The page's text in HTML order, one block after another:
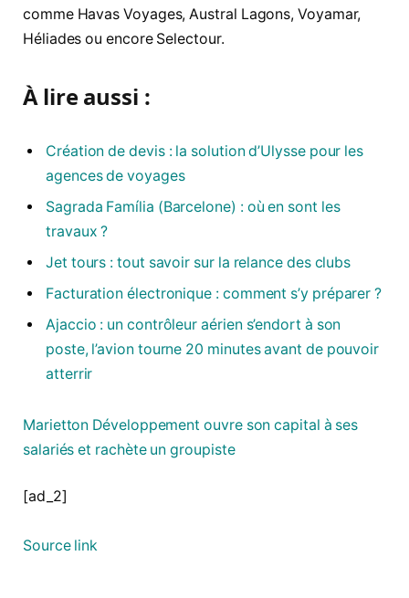
comme Havas Voyages, Austral Lagons, Voyamar,
Héliades ou encore Selectour.
À lire aussi :
Création de devis : la solution d’Ulysse pour les
agences de voyages
Sagrada Família (Barcelone) : où en sont les
travaux ?
Jet tours : tout savoir sur la relance des clubs
Facturation électronique : comment s’y préparer ?
Ajaccio : un contrôleur aérien s’endort à son
poste, l’avion tourne 20 minutes avant de pouvoir
atterrir
Marietton Développement ouvre son capital à ses
salariés et rachète un groupiste
[ad_2]
Source link